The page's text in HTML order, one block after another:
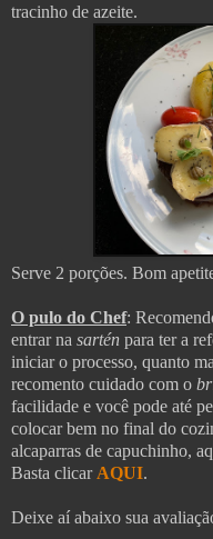
tracinho de azeite.
Serve 2 porções. Bom
O pulo do Chef:
entrar na sartén para ter a
iniciar o processo, quanto
recomento cuidado com o
facilidade e você pode até
colocar bem no final do
alcaparras de capuchinho,
Basta clicar AQUI.
Deixe aí abaixo sua